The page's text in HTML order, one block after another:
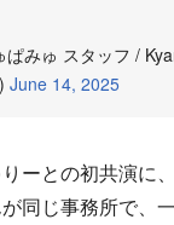
みゅ スタッフ /
June 14, 2025
ーとの初共演に
同じ事務所で、